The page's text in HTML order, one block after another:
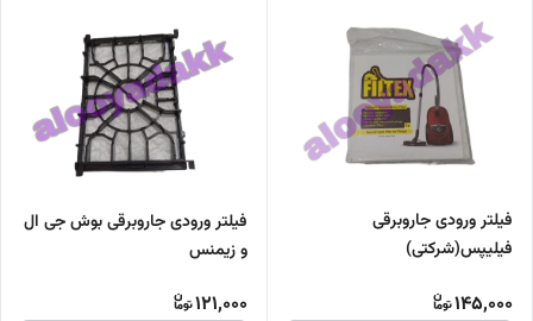
فیلتر ورودی جاروبرقی
فیلیپس(شرکتی)
145,000
فیلتر ورودی جاروبرقی بوش جی ال
و زیمنس
121,000